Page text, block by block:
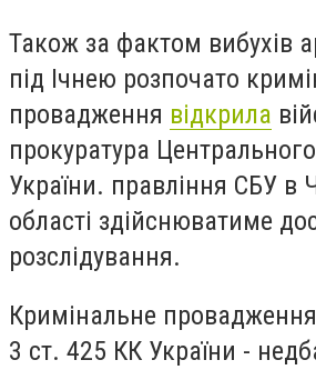
Також за фактом вибухів
під Ічнею розпочато
провадження відкрила
прокуратура
України. правління СБУ в
області здійснюватиме
розслідування.
Кримінальне
3 ст. 425 КК України -